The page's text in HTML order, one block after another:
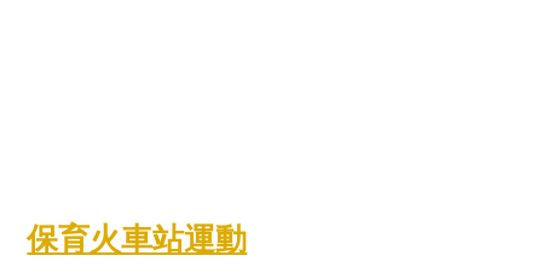
保育火車站運動